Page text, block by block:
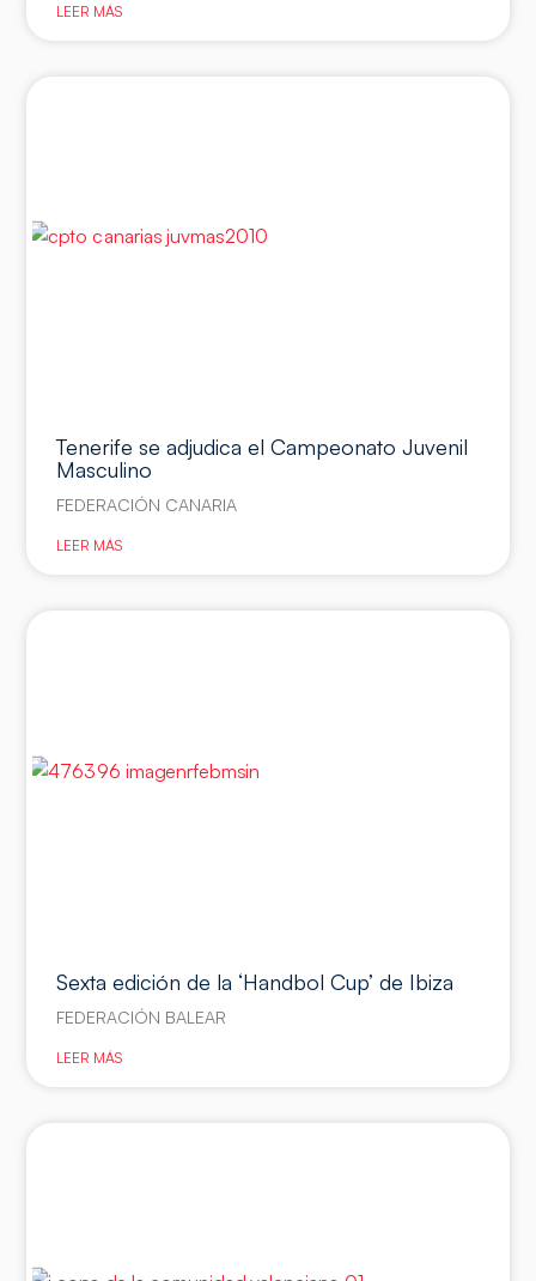
LEER MÁS
Tenerife se adjudica el Campeonato Juvenil
Masculino
FEDERACIÓN CANARIA
LEER MÁS
Sexta edición de la ‘Handbol Cup’ de Ibiza
FEDERACIÓN BALEAR
LEER MÁS